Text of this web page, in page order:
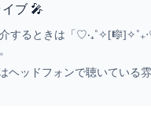
ブ 🎤
するときは「
ヘッドフォンで聴いている